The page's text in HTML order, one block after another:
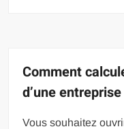
Comment
d’une
Vous souhaitez